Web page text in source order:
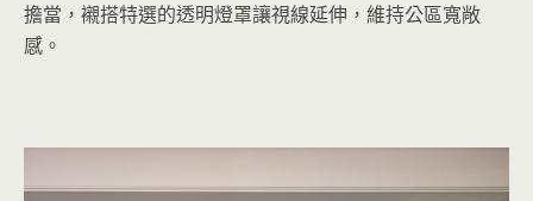
擔當，襯搭特選的透明燈罩讓視線延伸，維持公區寬敞
感。